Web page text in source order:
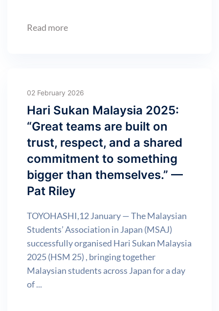
Read more
02 February 2026
Hari Sukan Malaysia 2025:
“Great teams are built on
trust, respect, and a shared
commitment to something
bigger than themselves.” —
Pat Riley
TOYOHASHI,12 January — The Malaysian
Students’ Association in Japan (MSAJ)
successfully organised Hari Sukan Malaysia
2025 (HSM 25) , bringing together
Malaysian students across Japan for a day
of ...